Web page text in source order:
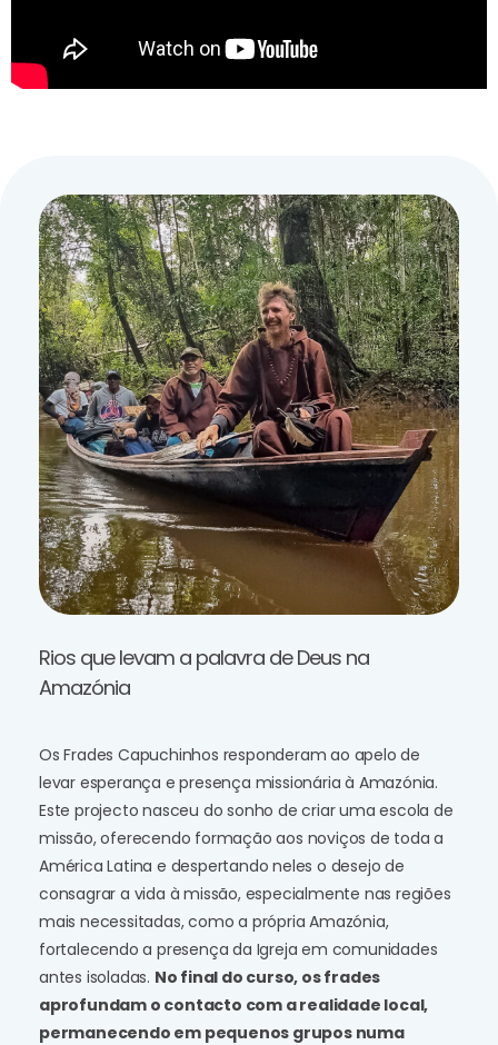
Rios que levam a palavra de Deus na
Amazónia
Os Frades Capuchinhos responderam ao apelo de
levar esperança e presença missionária à Amazónia.
Este projecto nasceu do sonho de criar uma escola de
missão, oferecendo formação aos noviços de toda a
América Latina e despertando neles o desejo de
consagrar a vida à missão, especialmente nas regiões
mais necessitadas, como a própria Amazónia,
fortalecendo a presença da Igreja em comunidades
antes isoladas. No final do curso, os frades
aprofundam o contacto com a realidade local,
permanecendo em pequenos grupos numa